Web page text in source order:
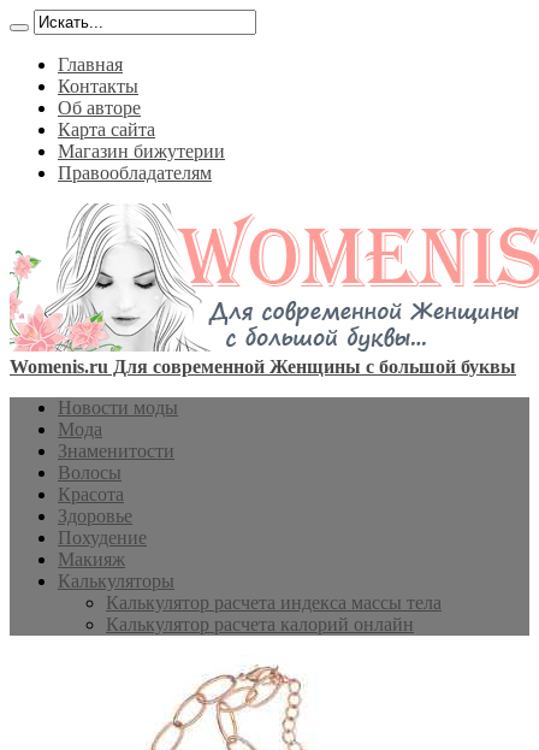
Главная
Контакты
Об авторе
Карта сайта
Магазин бижутерии
Правообладателям
Womenis.ru Для современной Женщины с большой буквы
Новости моды
Мода
Знаменитости
Волосы
Красота
Здоровье
Похудение
Макияж
Калькуляторы
Калькулятор расчета индекса массы тела
Калькулятор расчета калорий онлайн